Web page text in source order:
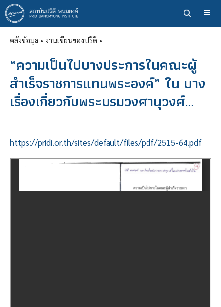
ข้าม
ไป
ยัง
เนื้อหา
คลังข้อมูล • งานเขียนของปรีดี •
“ความเป็นไปบางประการในคณะผู้
สำเร็จราชการแทนพระองค์” ใน บาง
เรื่องเกี่ยวกับพระบรมวงศานุวงศ์…
https://pridi.or.th/sites/default/files/pdf/2515-64.pdf